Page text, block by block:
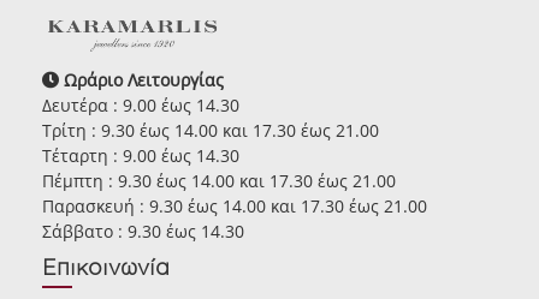
Ωράριο Λειτουργίας
Δευτέρα : 9.00 έως 14.30
Τρίτη : 9.30 έως 14.00 και 17.30 έως 21.00
Τέταρτη : 9.00 έως 14.30
Πέμπτη : 9.30 έως 14.00 και 17.30 έως 21.00
Παρασκευή : 9.30 έως 14.00 και 17.30 έως 21.00
Σάββατο : 9.30 έως 14.30
Επικοινωνία